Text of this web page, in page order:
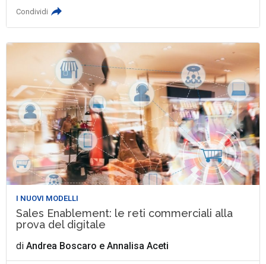
Condividi
I NUOVI MODELLI
Sales Enablement: le reti commerciali alla
prova del digitale
diAndrea Boscaro eAnnalisa Aceti